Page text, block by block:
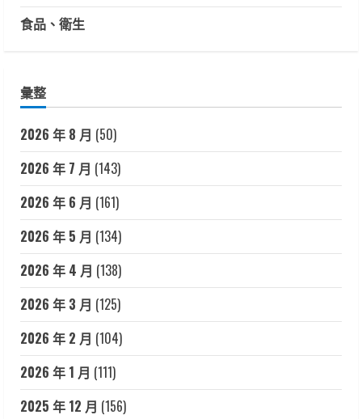
食品、衛生
彙整
2026 年 8 月 (50)
2026 年 7 月 (143)
2026 年 6 月 (161)
2026 年 5 月 (134)
2026 年 4 月 (138)
2026 年 3 月 (125)
2026 年 2 月 (104)
2026 年 1 月 (111)
2025 年 12 月 (156)